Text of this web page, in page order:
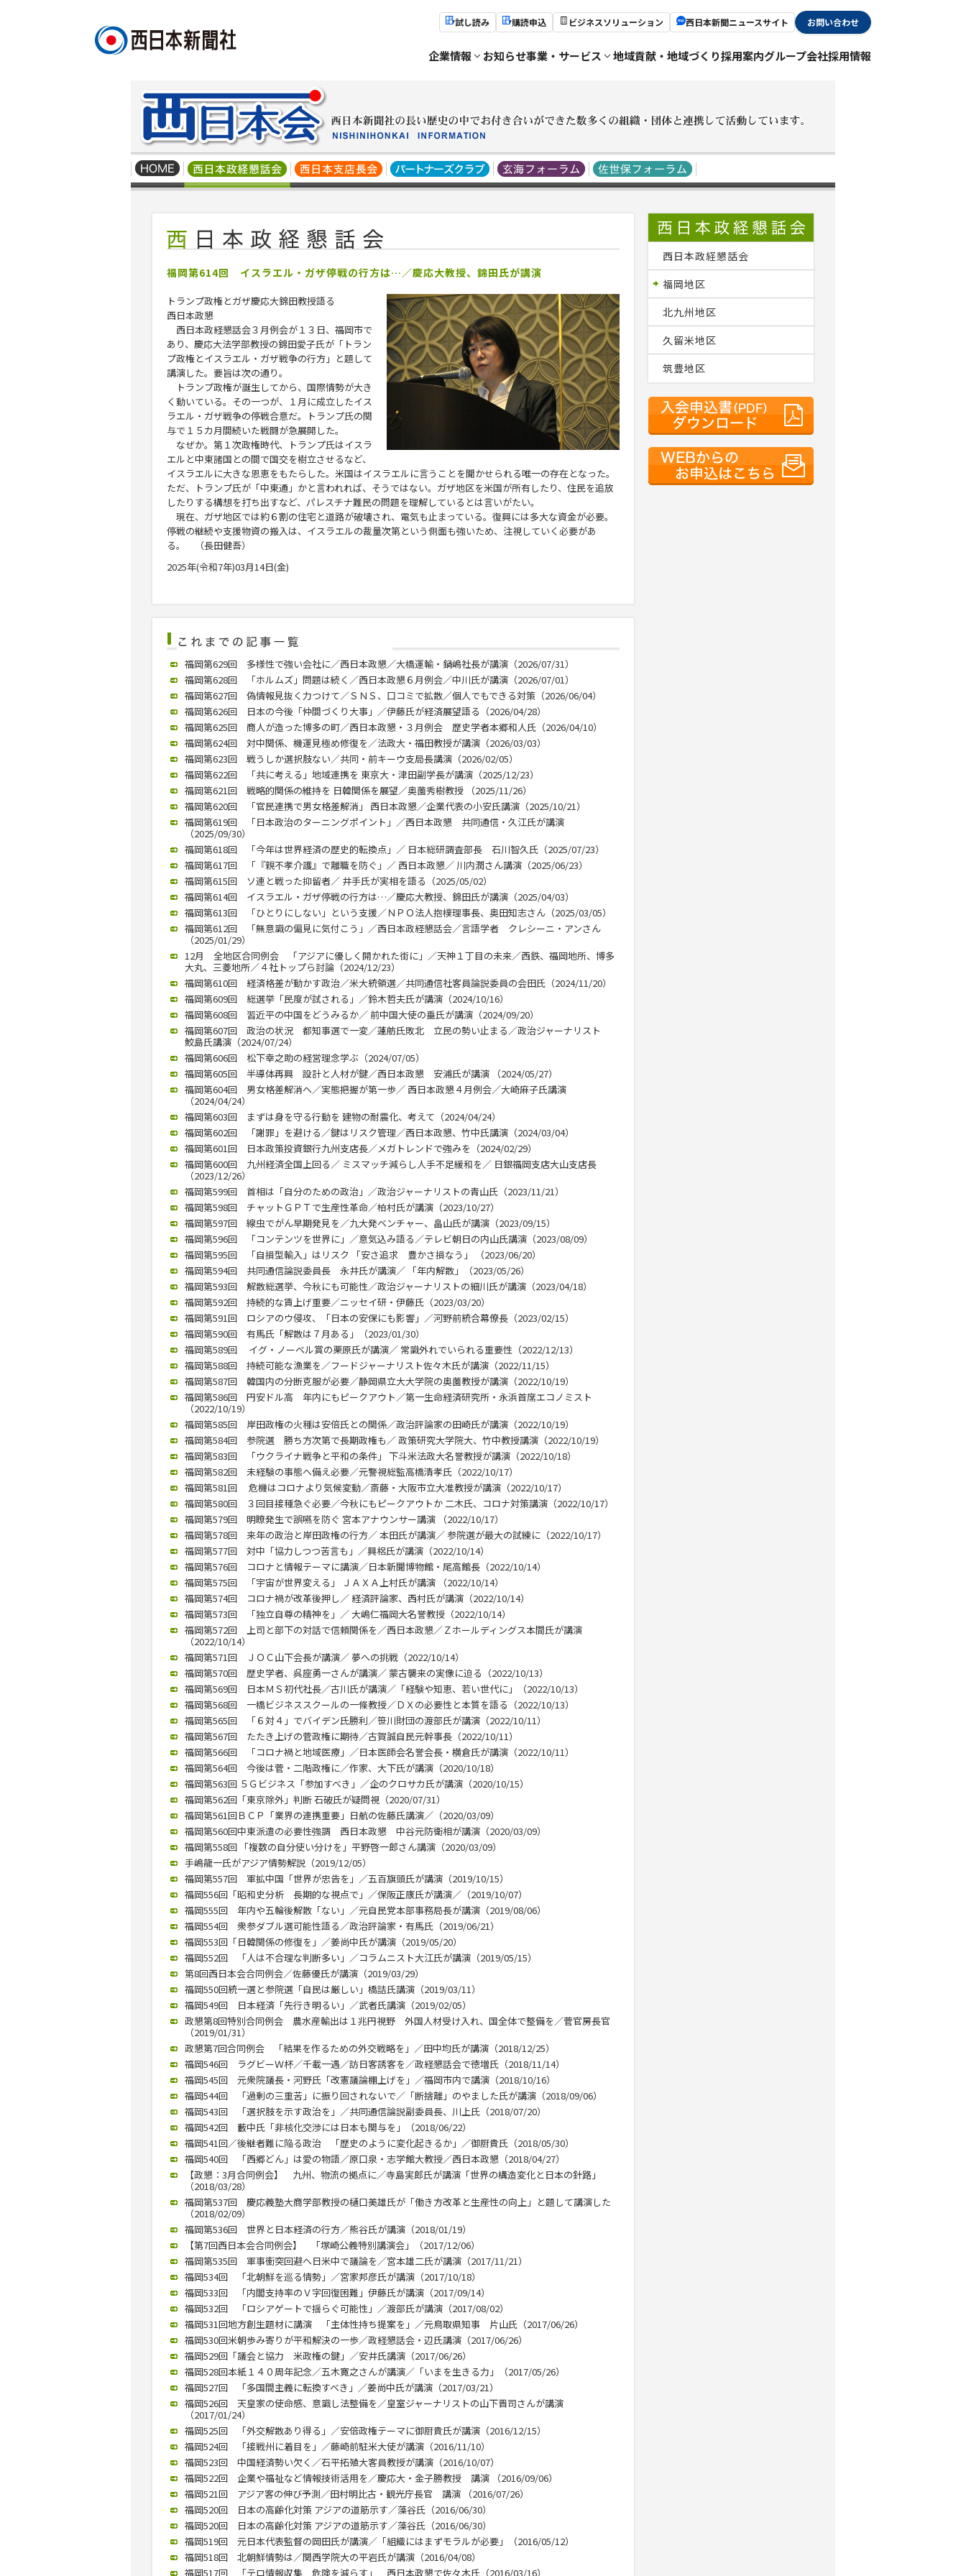
試し読み 購読申込 ビジネスソリューション 西日本新聞ニュースサイト お問い合わせ
企業情報 お知らせ事業・サービス 地域貢献・地域づくり採用案内グループ会社採用情報
福岡第614回 イスラエル・ガザ停戦の行方は…／慶応大教授、錦田氏が講演
トランプ政権とガザ慶応大錦田教授語る
西日本政懇
西日本政経懇話会３月例会が１３日、福岡市で
あり、慶応大法学部教授の錦田愛子氏が「トラン
プ政権とイスラエル・ガザ戦争の行方」と題して
講演した。要旨は次の通り。
トランプ政権が誕生してから、国際情勢が大き
く動いている。その一つが、１月に成立したイス
ラエル・ガザ戦争の停戦合意だ。トランプ氏の関
与で１５カ月間続いた戦闘が急展開した。
なぜか。第１次政権時代、トランプ氏はイスラ
エルと中東諸国との間で国交を樹立させるなど、
イスラエルに大きな恩恵をもたらした。米国はイスラエルに言うことを聞かせられる唯一の存在となった。
ただ、トランプ氏が「中東通」かと言われれば、そうではない。ガザ地区を米国が所有したり、住民を追放
したりする構想を打ち出すなど、パレスチナ難民の問題を理解しているとは言いがたい。
現在、ガザ地区では約６割の住宅と道路が破壊され、電気も止まっている。復興には多大な資金が必要。
停戦の継続や支援物資の搬入は、イスラエルの裁量次第という側面も強いため、注視していく必要があ
る。 （長田健吾）
2025年(令和7年)03月14日(金)
福岡第629回 多様性で強い会社に／西日本政懇／大橋運輸・鍋嶋社長が講演（2026/07/31）
福岡第628回 「ホルムズ」問題は続く／西日本政懇６月例会／中川氏が講演（2026/07/01）
福岡第627回 偽情報見抜く力つけて／ＳＮＳ、口コミで拡散／個人でもできる対策（2026/06/04）
福岡第626回 日本の今後「仲間づくり大事」／伊藤氏が経済展望語る（2026/04/28）
福岡第625回 商人が造った博多の町／西日本政懇・３月例会 歴史学者本郷和人氏（2026/04/10）
福岡第624回 対中関係、機運見極め修復を／法政大・福田教授が講演（2026/03/03）
福岡第623回 戦うしか選択肢ない／共同・前キーウ支局長講演（2026/02/05）
福岡第622回 「共に考える」地域連携を 東京大・津田副学長が講演（2025/12/23）
福岡第621回 戦略的関係の維持を 日韓関係を展望／奥薗秀樹教授 （2025/11/26）
福岡第620回 「官民連携で男女格差解消」 西日本政懇／企業代表の小安氏講演（2025/10/21）
福岡第619回 「日本政治のターニングポイント」／西日本政懇 共同通信・久江氏が講演
（2025/09/30）
福岡第618回 「今年は世界経済の歴史的転換点」／ 日本総研調査部長 石川智久氏（2025/07/23）
福岡第617回 「『親不孝介護』で離職を防ぐ」／ 西日本政懇／ 川内潤さん講演（2025/06/23）
福岡第615回 ソ連と戦った抑留者／ 井手氏が実相を語る（2025/05/02）
福岡第614回 イスラエル・ガザ停戦の行方は…／慶応大教授、錦田氏が講演（2025/04/03）
福岡第613回 「ひとりにしない」という支援／ＮＰＯ法人抱樸理事長、奥田知志さん（2025/03/05）
福岡第612回 「無意識の偏見に気付こう」／西日本政経懇話会／言語学者 クレシーニ・アンさん
（2025/01/29）
12月 全地区合同例会 「アジアに優しく開かれた街に」／天神１丁目の未来／西鉄、福岡地所、博多
大丸、三菱地所／４社トップら討論（2024/12/23）
福岡第610回 経済格差が動かす政治／米大統領選／共同通信社客員論説委員の会田氏（2024/11/20）
福岡第609回 総選挙「民度が試される」／鈴木哲夫氏が講演（2024/10/16）
福岡第608回 習近平の中国をどうみるか／ 前中国大使の垂氏が講演（2024/09/20）
福岡第607回 政治の状況 都知事選で一変／蓮舫氏敗北 立民の勢い止まる／政治ジャーナリスト
鮫島氏講演（2024/07/24）
福岡第606回 松下幸之助の経営理念学ぶ（2024/07/05）
福岡第605回 半導体再興 設計と人材が鍵／西日本政懇 安浦氏が講演 （2024/05/27）
福岡第604回 男女格差解消へ／実態把握が第一歩／ 西日本政懇４月例会／大崎麻子氏講演
（2024/04/24）
福岡第603回 まずは身を守る行動を 建物の耐震化、考えて（2024/04/24）
福岡第602回 「謝罪」を避ける／鍵はリスク管理／西日本政懇、竹中氏講演（2024/03/04）
福岡第601回 日本政策投資銀行九州支店長／メガトレンドで強みを（2024/02/29）
福岡第600回 九州経済全国上回る／ ミスマッチ減らし人手不足緩和を／ 日銀福岡支店大山支店長
（2023/12/26）
福岡第599回 首相は「自分のための政治」／政治ジャーナリストの青山氏（2023/11/21）
福岡第598回 チャットＧＰＴで生産性革命／柏村氏が講演（2023/10/27）
福岡第597回 線虫でがん早期発見を／九大発ベンチャー、畠山氏が講演（2023/09/15）
福岡第596回 「コンテンツを世界に」／意気込み語る／テレビ朝日の内山氏講演（2023/08/09）
福岡第595回 「自損型輸入」はリスク 「安さ追求 豊かさ損なう」 （2023/06/20）
福岡第594回 共同通信論説委員長 永井氏が講演／ 「年内解散」（2023/05/26）
福岡第593回 解散総選挙、今秋にも可能性／政治ジャーナリストの細川氏が講演（2023/04/18）
福岡第592回 持続的な賃上げ重要／ニッセイ研・伊藤氏（2023/03/20）
福岡第591回 ロシアのウ侵攻、「日本の安保にも影響」／河野前統合幕僚長（2023/02/15）
福岡第590回 有馬氏「解散は７月ある」（2023/01/30）
福岡第589回 イグ・ノーベル賞の栗原氏が講演／ 常識外れでいられる重要性（2022/12/13）
福岡第588回 持続可能な漁業を／フードジャーナリスト佐々木氏が講演（2022/11/15）
福岡第587回 韓国内の分断克服が必要／静岡県立大大学院の奥薗教授が講演（2022/10/19）
福岡第586回 円安ドル高 年内にもピークアウト／第一生命経済研究所・永浜首席エコノミスト
（2022/10/19）
福岡第585回 岸田政権の火種は安倍氏との関係／政治評論家の田崎氏が講演（2022/10/19）
福岡第584回 参院選 勝ち方次第で長期政権も／ 政策研究大学院大、竹中教授講演（2022/10/19）
福岡第583回 「ウクライナ戦争と平和の条件」 下斗米法政大名誉教授が講演（2022/10/18）
福岡第582回 未経験の事態へ備え必要／元警視総監高橋清孝氏（2022/10/17）
福岡第581回 危機はコロナより気候変動／斎藤・大阪市立大准教授が講演（2022/10/17）
福岡第580回 ３回目接種急ぐ必要／今秋にもピークアウトか 二木氏、コロナ対策講演（2022/10/17）
福岡第579回 明瞭発生で誤嚥を防ぐ 宮本アナウンサー講演 （2022/10/17）
福岡第578回 来年の政治と岸田政権の行方／ 本田氏が講演／ 参院選が最大の試練に（2022/10/17）
福岡第577回 対中「協力しつつ苦言も」／興梠氏が講演（2022/10/14）
福岡第576回 コロナと情報テーマに講演／日本新聞博物館・尾高館長（2022/10/14）
福岡第575回 「宇宙が世界変える」 ＪＡＸＡ上村氏が講演 （2022/10/14）
福岡第574回 コロナ禍が改革後押し／ 経済評論家、西村氏が講演（2022/10/14）
福岡第573回 「独立自尊の精神を」／ 大嶋仁福岡大名誉教授（2022/10/14）
福岡第572回 上司と部下の対話で信頼関係を／西日本政懇／Ｚホールディングス本間氏が講演
（2022/10/14）
福岡第571回 ＪＯＣ山下会長が講演／ 夢への挑戦（2022/10/14）
福岡第570回 歴史学者、呉座勇一さんが講演／ 蒙古襲来の実像に迫る（2022/10/13）
福岡第569回 日本ＭＳ初代社長／古川氏が講演／「経験や知恵、若い世代に」（2022/10/13）
福岡第568回 一橋ビジネススクールの一條教授／ＤＸの必要性と本質を語る（2022/10/13）
福岡第565回 「６対４」でバイデン氏勝利／笹川財団の渡部氏が講演（2022/10/11）
福岡第567回 たたき上げの菅政権に期待／古賀誠自民元幹事長（2022/10/11）
福岡第566回 「コロナ禍と地域医療」／日本医師会名誉会長・横倉氏が講演（2022/10/11）
福岡第564回 今後は菅・二階政権に／作家、大下氏が講演（2020/10/18）
福岡第563回 ５Ｇビジネス「参加すべき」／企のクロサカ氏が講演（2020/10/15）
福岡第562回「東京除外」判断 石破氏が疑問視（2020/07/31）
福岡第561回ＢＣＰ「業界の連携重要」日航の佐藤氏講演／（2020/03/09）
福岡第560回中東派遣の必要性強調 西日本政懇 中谷元防衛相が講演（2020/03/09）
福岡第558回 「複数の自分使い分けを」平野啓一郎さん講演（2020/03/09）
手嶋龍一氏がアジア情勢解説（2019/12/05）
福岡第557回 軍拡中国「世界が忠告を」／五百旗頭氏が講演（2019/10/15）
福岡556回「昭和史分析 長期的な視点で」／保阪正康氏が講演／（2019/10/07）
福岡555回 年内や五輪後解散「ない」／元自民党本部事務局長が講演（2019/08/06）
福岡554回 衆参ダブル選可能性語る／政治評論家・有馬氏（2019/06/21）
福岡553回「日韓関係の修復を」／姜尚中氏が講演（2019/05/20）
福岡552回 「人は不合理な判断多い」／コラムニスト大江氏が講演（2019/05/15）
第8回西日本会合同例会／佐藤優氏が講演（2019/03/29）
福岡550回統一選と参院選「自民は厳しい」橋詰氏講演（2019/03/11）
福岡549回 日本経済「先行き明るい」／武者氏講演（2019/02/05）
政懇第8回特別合同例会 農水産輸出は１兆円視野 外国人材受け入れ、国全体で整備を／菅官房長官
（2019/01/31）
政懇第7回合同例会 「結果を作るための外交戦略を」／田中均氏が講演（2018/12/25）
福岡546回 ラグビーＷ杯／千載一遇／訪日客誘客を／政経懇話会で徳増氏（2018/11/14）
福岡545回 元衆院議長・河野氏「改憲議論棚上げを」／福岡市内で講演（2018/10/16）
福岡544回 「過剰の三重苦」に振り回されないで／「断捨離」のやました氏が講演（2018/09/06）
福岡543回 「選択肢を示す政治を」／共同通信論説副委員長、川上氏（2018/07/20）
福岡542回 藪中氏「非核化交渉には日本も関与を」（2018/06/22）
福岡541回／後継者難に陥る政治 「歴史のように変化起きるか」／御厨貴氏（2018/05/30）
福岡540回 「西郷どん」は愛の物語／原口泉・志学館大教授／西日本政懇（2018/04/27）
【政懇：3月合同例会】 九州、物流の拠点に／寺島実郎氏が講演「世界の構造変化と日本の針路」
（2018/03/28）
福岡第537回 慶応義塾大商学部教授の樋口美雄氏が「働き方改革と生産性の向上」と題して講演した
（2018/02/09）
福岡第536回 世界と日本経済の行方／熊谷氏が講演（2018/01/19）
【第7回西日本会合同例会】 「塚崎公義特別講演会」（2017/12/06）
福岡第535回 軍事衝突回避へ日米中で議論を／宮本雄二氏が講演（2017/11/21）
福岡534回 「北朝鮮を巡る情勢」／宮家邦彦氏が講演（2017/10/18）
福岡533回 「内閣支持率のＶ字回復困難」伊藤氏が講演（2017/09/14）
福岡532回 「ロシアゲートで揺らぐ可能性」／渡部氏が講演（2017/08/02）
福岡531回地方創生題材に講演 「主体性持ち提案を」／元鳥取県知事 片山氏（2017/06/26）
福岡530回米朝歩み寄りが平和解決の一歩／政経懇話会・辺氏講演（2017/06/26）
福岡529回「議会と協力 米政権の鍵」／安井氏講演（2017/06/26）
福岡528回本紙１４０周年記念／五木寛之さんが講演／「いまを生きる力」（2017/05/26）
福岡527回 「多国間主義に転換すべき」／姜尚中氏が講演（2017/03/21）
福岡526回 天皇家の使命感、意識し法整備を／皇室ジャーナリストの山下晋司さんが講演
（2017/01/24）
福岡525回 「外交解散あり得る」／安倍政権テーマに御厨貴氏が講演（2016/12/15）
福岡524回 「接戦州に着目を」／藤崎前駐米大使が講演（2016/11/10）
福岡523回 中国経済勢い欠く／石平拓殖大客員教授が講演（2016/10/07）
福岡522回 企業や福祉など情報技術活用を／慶応大・金子勝教授 講演 （2016/09/06）
福岡521回 アジア客の伸び予測／田村明比古・観光庁長官 講演 （2016/07/26）
福岡520回 日本の高齢化対策 アジアの道筋示す／藻谷氏（2016/06/30）
福岡520回 日本の高齢化対策 アジアの道筋示す／藻谷氏（2016/06/30）
福岡519回 元日本代表監督の岡田氏が講演／「組織にはまずモラルが必要」（2016/05/12）
福岡518回 北朝鮮情勢は／関西学院大の平岩氏が講演（2016/04/08）
福岡517回 「テロ情報収集 危険を減らす」 西日本政懇で佐々木氏（2016/03/16）
西日本政経懇話会
福岡地区
北九州地区
久留米地区
筑豊地区